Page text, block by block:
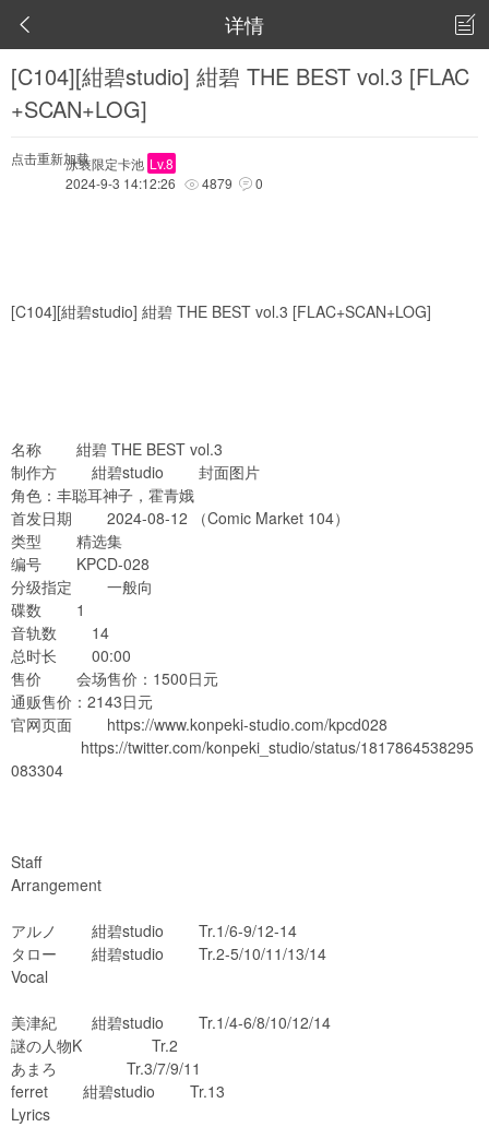
 详情 
[C104][紺碧studio] 紺碧 THE BEST vol.3 [FLAC
+SCAN+LOG]
点击重新加载泳装限定卡池 Lv.8
2024-9-3 14:12:26
 4879  0
[C104][紺碧studio] 紺碧 THE BEST vol.3 [FLAC+SCAN+LOG]
名称 紺碧 THE BEST vol.3
制作方 紺碧studio 封面图片
角色：丰聪耳神子，霍青娥
首发日期 2024-08-12 （Comic Market 104）
类型 精选集
编号 KPCD-028
分级指定 一般向
碟数 1
音轨数 14
总时长 00:00
售价 会场售价：1500日元
通贩售价：2143日元
官网页面 https://www.konpeki-studio.com/kpcd028
https://twitter.com/konpeki_studio/status/1817864538295
083304
Staff
Arrangement
アルノ 紺碧studio Tr.1/6-9/12-14
タロー 紺碧studio Tr.2-5/10/11/13/14
Vocal
美津紀 紺碧studio Tr.1/4-6/8/10/12/14
謎の人物K Tr.2
あまろ Tr.3/7/9/11
ferret 紺碧studio Tr.13
Lyrics